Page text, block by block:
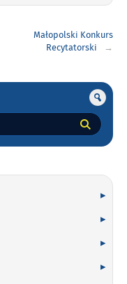
Małopolski Konkurs
Recytatorski